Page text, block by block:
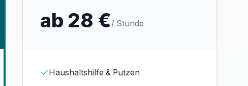
ab 28 €/ Stunde
Haushaltshilfe & Putzen